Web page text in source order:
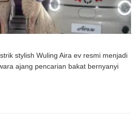
stylish Wuling Aira ev resmi menjadi
ajang pencarian bakat bernyanyi